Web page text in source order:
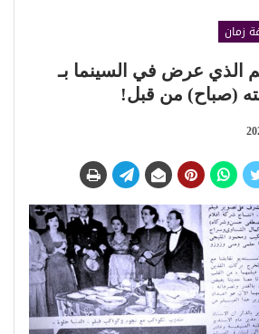
زمان
الذي عرض في السينما بـ
(صباح) من قبل!